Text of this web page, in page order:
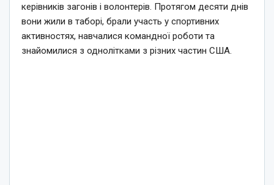
керівників загонів і волонтерів. Протягом десяти днів
вони жили в таборі, брали участь у спортивних
активностях, навчалися командної роботи та
знайомилися з однолітками з різних частин США.